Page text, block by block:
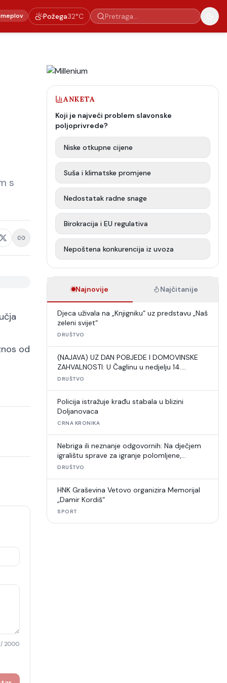
Požega32°C
s
od
2000
ANKETA
Koji je najveći problem slavonske
poljoprivrede?
Niske otkupne cijene
Suša i klimatske promjene
Nedostatak radne snage
Birokracija i EU regulativa
Nepoštena konkurencija iz uvoza
Najnovije Najčitanije
Djeca uživala na „Knjigniku“ uz predstavu „Naš
zeleni svijet“
DRUŠTVO
(NAJAVA) UZ DAN POBJEDE I DOMOVINSKE
ZAHVALNOSTI: U Čaglinu u nedjelju 14.
međunarodni šahovski turnir
DRUŠTVO
Policija istražuje krađu stabala u blizini
Doljanovaca
CRNA KRONIKA
Nebriga ili neznanje odgovornih: Na dječjem
igralištu sprave za igranje polomljene,
umjetna trava u raspadu
DRUŠTVO
HNK Graševina Vetovo organizira Memorijal
„Damir Kordiš“
SPORT